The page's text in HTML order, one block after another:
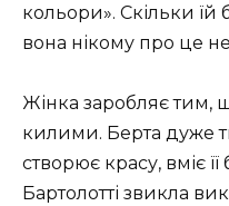
кольори». Скільки їй
вона нікому про це
Жінка заробляє тим,
килими. Берта дуже
створює красу, вміє
Бартолотті звикла